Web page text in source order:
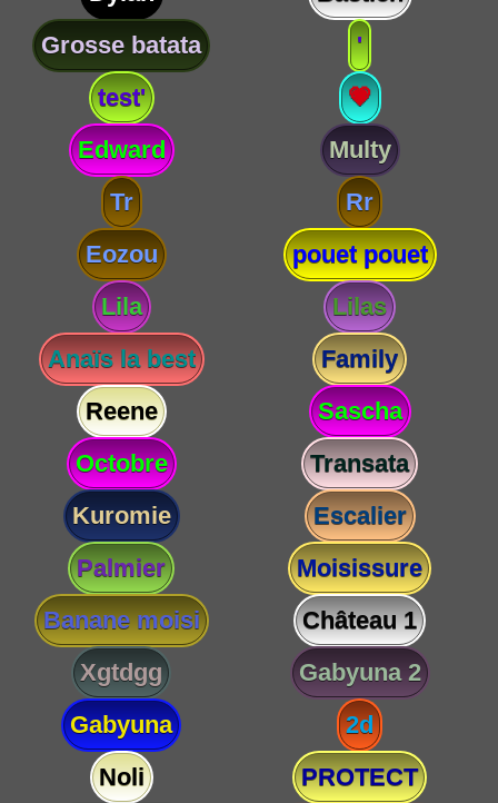
Grosse batata
'
test'
💗
Edward
Multy
Tr
Rr
Eozou
pouet pouet
Lila
Lilas
Anaïs la best
Family
Reene
Sascha
Octobre
Transata
Kuromie
Escalier
Palmier
Moisissure
Banane moisi
Château 1
Xgtdgg
Gabyuna 2
Gabyuna
2d
Noli
PROTECT